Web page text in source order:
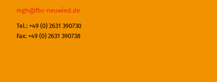
mgh@fbs-neuwied.de
Tel.: +49 (0) 2631 390730
Fax: +49 (0) 2631 390738